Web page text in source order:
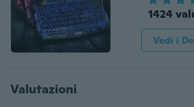
1424
Vedi i
Valutazioni